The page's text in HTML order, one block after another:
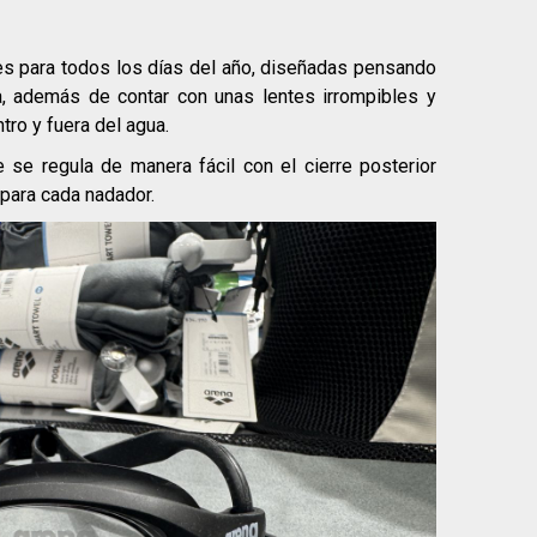
para todos los días del año, diseñadas pensando
además de contar con unas lentes irrompibles y
y fuera del agua.
se regula de manera fácil con el cierre posterior
cada nadador.